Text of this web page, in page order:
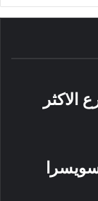
الاكثر
سويسرا